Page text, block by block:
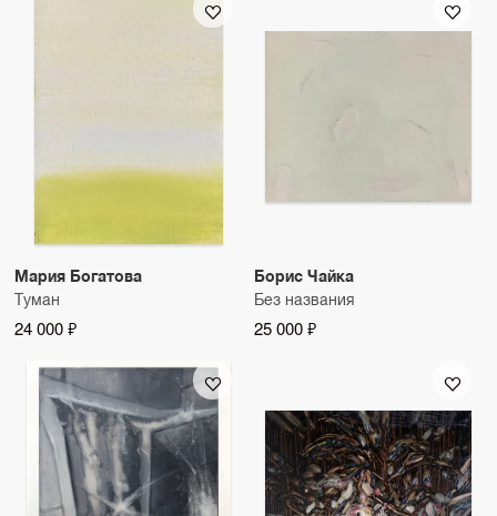
Мария Богатова
Туман
24 000 ₽
Борис Чайка
Без названия
25 000 ₽